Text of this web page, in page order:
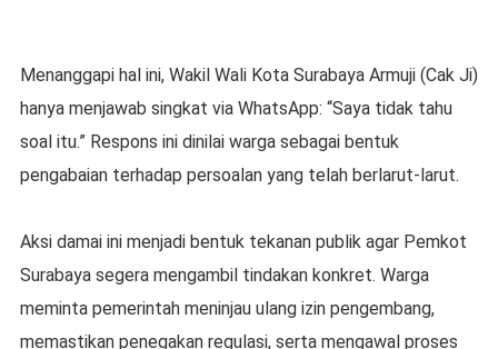
Menanggapi hal ini, Wakil Wali Kota Surabaya Armuji (Cak Ji)
hanya menjawab singkat via WhatsApp: “Saya tidak tahu
soal itu.” Respons ini dinilai warga sebagai bentuk
pengabaian terhadap persoalan yang telah berlarut-larut.
Aksi damai ini menjadi bentuk tekanan publik agar Pemkot
Surabaya segera mengambil tindakan konkret. Warga
meminta pemerintah meninjau ulang izin pengembang,
memastikan penegakan regulasi, serta mengawal proses